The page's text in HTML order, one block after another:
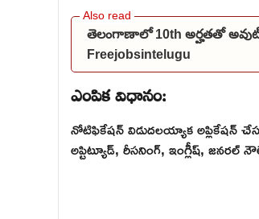
తెలంగాణాలో 10th అర్హతతో అవుట్
Freejobsintelugu
ఎంపిక విధానం:
నోటిఫికేషన్ విడుదలయ్యాక అప్లికేషన్
అప్టిట్యూడ్, రీసనింగ్, ఇంగ్లీష్, జనరల్